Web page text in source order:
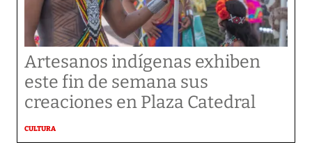
Artesanos indígenas exhiben
este fin de semana sus
creaciones en Plaza Catedral
CULTURA